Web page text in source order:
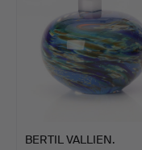
BERTIL VALLIEN.